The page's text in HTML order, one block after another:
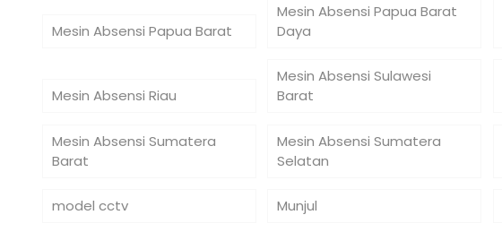
Mesin Absensi Papua Barat
Mesin Absensi Papua Barat
Daya
Mesin Absensi Riau
Mesin Absensi Sulawesi
Barat
Mesin Absensi Sumatera
Barat
Mesin Absensi Sumatera
Selatan
model cctv Munjul